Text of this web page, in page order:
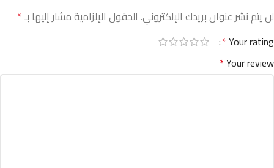
لن يتم نشر عنوان بريدك الإلكتروني. الحقول الإلزامية مشار إليها بـ*
Your rating
*
Your review
*